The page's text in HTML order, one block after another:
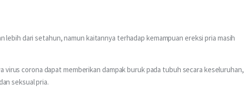
lebih dari setahun, namun kaitannya terhadap kemampuan ereksi pria masih
virus corona dapat memberikan dampak buruk pada tubuh secara keseluruhan,
seksual pria.